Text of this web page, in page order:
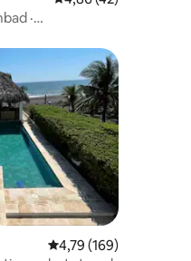
·
Gemiddelde
4,79 (169)